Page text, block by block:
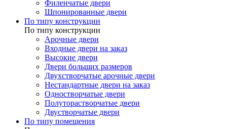
Филенчатые двери
Шпонированные двери
По типу конструкции
По типу конструкции
Арочные двери
Входные двери на заказ
Высокие двери
Двери больших размеров
Двухстворчатые арочные двери
Нестандартные двери на заказ
Одностворчатые двери
Полуторастворчатые двери
Двустворчатые двери
По типу помещения